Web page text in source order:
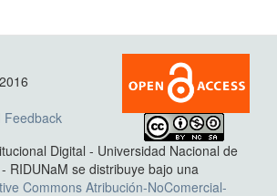
Feedback
Digital - Universidad Nacional de
RIDUNaM se distribuye bajo una
Commons Atribución-NoComercial-